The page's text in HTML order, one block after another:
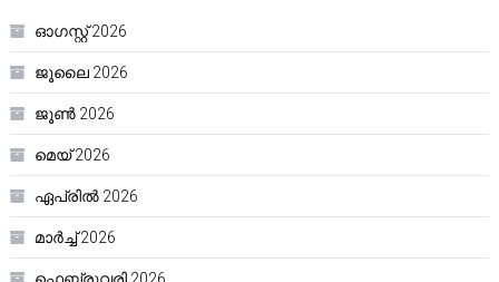
ഓഗസ്റ്റ്‌ 2026
ജൂലൈ 2026
ജൂൺ 2026
മെയ്‌ 2026
ഏപ്രിൽ 2026
മാർച്ച്‌ 2026